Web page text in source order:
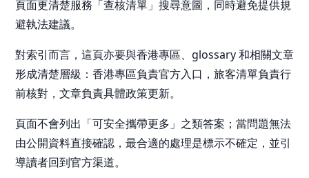
頁面更清楚服務「查核清單」搜尋意圖，同時避免提供規
避執法建議。
對索引而言，這頁亦要與香港專區、glossary 和相關文章
形成清楚層級：香港專區負責官方入口，旅客清單負責行
前核對，文章負責具體政策更新。
頁面不會列出「可安全攜帶更多」之類答案；當問題無法
由公開資料直接確認，最合適的處理是標示不確定，並引
導讀者回到官方渠道。